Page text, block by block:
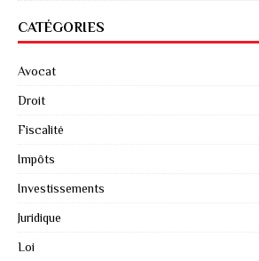
CATÉGORIES
Avocat
Droit
Fiscalité
Impôts
Investissements
Juridique
Loi